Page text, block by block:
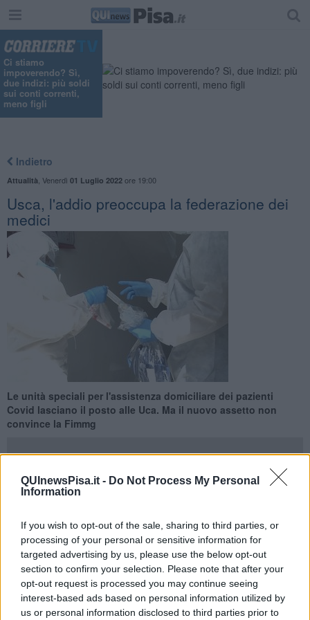
QUInewsPisa.it - Do Not Process My Personal
Information
If you wish to opt-out of the sale, sharing to third parties, or
processing of your personal or sensitive information for
targeted advertising by us, please use the below opt-out
section to confirm your selection. Please note that after your
opt-out request is processed you may continue seeing
interest-based ads based on personal information utilized by
us or personal information disclosed to third parties prior to
Ci stiamo
impoverendo? Sì,
due indizi: più soldi
sui conti correnti,
meno figli
Indietro
Attualità Venerdì 01 Luglio 2022ore 19:00
Usca, l'addio preoccupa la federazione dei
medici
Le unità speciali per l'assistenza domiciliare dei pazienti
Covid lasciano il posto alle Uca. Ma il nuovo assetto non
convince la Fimmg
per mezzo di una nota "Esprime profonda preoccupazione" per la
cessazione delle Usca, ovvero delleUnità speciali di continuità
assistenzialeche durante la pandemia si sono occupate
del monitoraggio domiciliare e dell'assistenza clinica dei pazienti
Covid ricoverati nelle strutture intermedie.
"Dal primo Luglio -scrive il presidente di Fimmg PisaLuca
Puccetti-le Usca cessano l’attività eil bando delle Asl per